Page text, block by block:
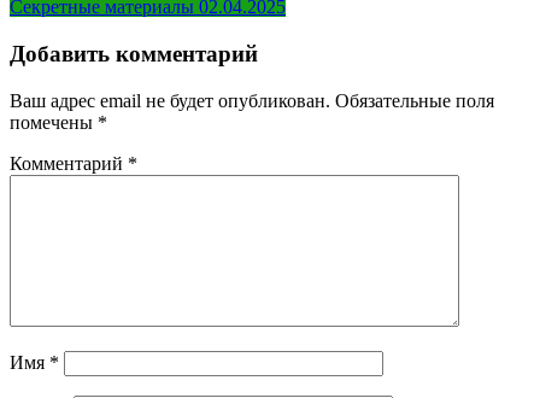
по
записям
Секретные материалы 02.04.2025
Добавить комментарий
Ваш адрес email не будет опубликован. Обязательные поля
помечены *
Комментарий *
Имя *